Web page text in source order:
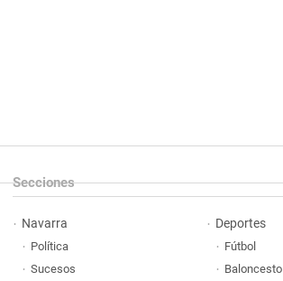
Secciones
Navarra
Política
Sucesos
Deportes
Fútbol
Baloncesto